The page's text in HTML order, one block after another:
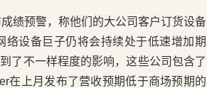
绩预警，称他们的大公司客户订货设备
设备巨子仍将会持续处于低速增加期
了不一样程度的影响，这些公司包含了
在上月发布了营收预期低于商场预期的